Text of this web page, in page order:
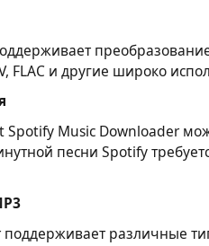
FLAC и другие широко
Music Downloader
песни Spotify
различные